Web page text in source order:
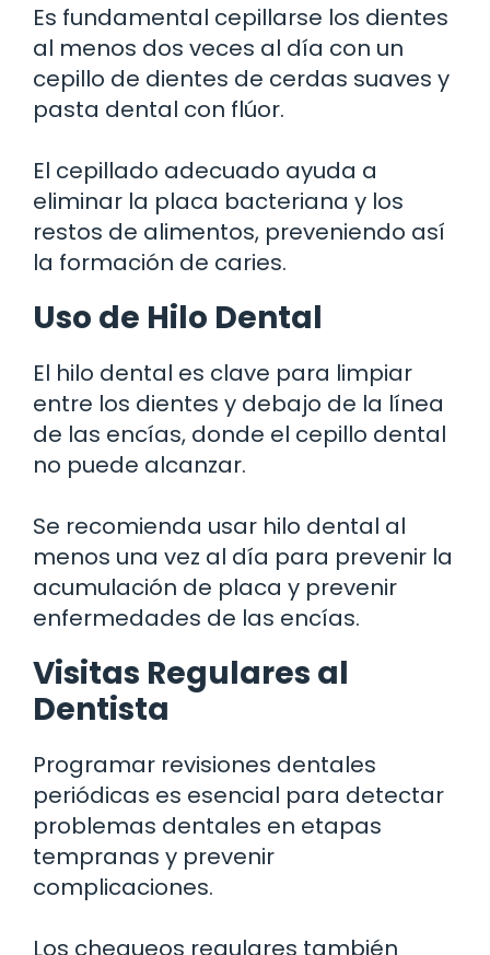
Es fundamental cepillarse los dientes
al menos dos veces al día con un
cepillo de dientes de cerdas suaves y
pasta dental con flúor.
El cepillado adecuado ayuda a
eliminar la placa bacteriana y los
restos de alimentos, preveniendo así
la formación de caries.
Uso de Hilo Dental
El hilo dental es clave para limpiar
entre los dientes y debajo de la línea
de las encías, donde el cepillo dental
no puede alcanzar.
Se recomienda usar hilo dental al
menos una vez al día para prevenir la
acumulación de placa y prevenir
enfermedades de las encías.
Visitas Regulares al
Dentista
Programar revisiones dentales
periódicas es esencial para detectar
problemas dentales en etapas
tempranas y prevenir
complicaciones.
Los chequeos regulares también